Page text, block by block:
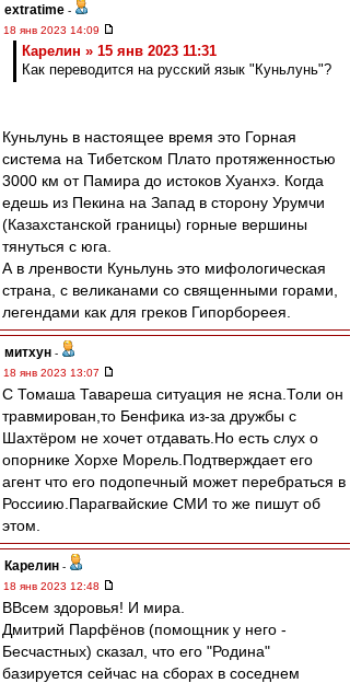
extratime -
18 янв 2023 14:09
Карелин » 15 янв 2023 11:31
Как переводится на русский язык "Куньлунь"?
Куньлунь в настоящее время это Горная
система на Тибетском Плато протяженностью
3000 км от Памира до истоков Хуанхэ. Когда
едешь из Пекина на Запад в сторону Урумчи
(Казахстанской границы) горные вершины
тянуться с юга.
А в лренвости Куньлунь это мифологическая
страна, с великанами со священными горами,
легендами как для греков Гипорбореея.
митхун -
18 янв 2023 13:07
С Томаша Тавареша ситуация не ясна.Толи он
травмирован,то Бенфика из-за дружбы с
Шахтёром не хочет отдавать.Но есть слух о
опорнике Хорхе Морель.Подтверждает его
агент что его подопечный может перебраться в
Россиию.Парагвайские СМИ то же пишут об
этом.
Карелин -
18 янв 2023 12:48
ВВсем здоровья! И мира.
Дмитрий Парфёнов (помощник у него -
Бесчастных) сказал, что его "Родина"
базируется сейчас на сборах в соседнем